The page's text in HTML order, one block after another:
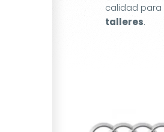
calidad para
talleres.